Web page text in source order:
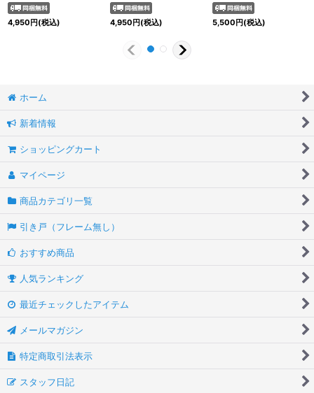
4,950円(税込) 4,950円(税込) 5,500円(税込)
ホーム
新着情報
ショッピングカート
マイページ
商品カテゴリ一覧
引き戸（フレーム無し）
おすすめ商品
人気ランキング
最近チェックしたアイテム
メールマガジン
特定商取引法表示
スタッフ日記